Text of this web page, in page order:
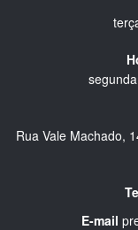
Rua Vale Machado,
E-mail